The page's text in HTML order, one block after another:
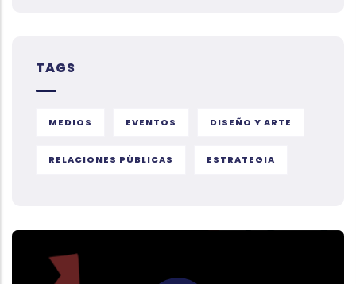
TAGS
MEDIOS EVENTOS DISEÑO Y ARTE
RELACIONES PÚBLICAS ESTRATEGIA